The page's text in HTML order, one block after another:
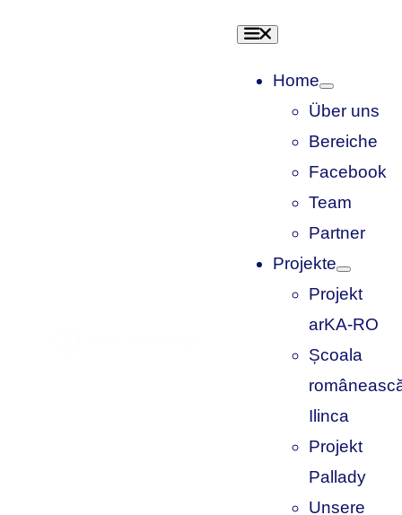
Toggle
Navigation
Home
Über uns
Bereiche
Facebook
Team
Partner
Projekte
Projekt
arKA-RO
Școala
Ilinca
Projekt
Pallady
Unsere